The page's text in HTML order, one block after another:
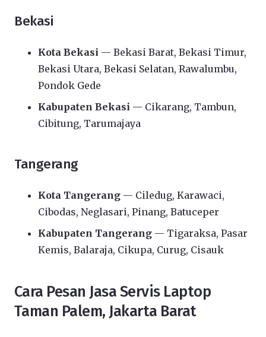
Bekasi
Kota Bekasi — Bekasi Barat, Bekasi Timur,
Bekasi Utara, Bekasi Selatan, Rawalumbu,
Pondok Gede
Kabupaten Bekasi — Cikarang, Tambun,
Cibitung, Tarumajaya
Tangerang
Kota Tangerang — Ciledug, Karawaci,
Cibodas, Neglasari, Pinang, Batuceper
Kabupaten Tangerang — Tigaraksa, Pasar
Kemis, Balaraja, Cikupa, Curug, Cisauk
Cara Pesan Jasa Servis Laptop
Taman Palem, Jakarta Barat